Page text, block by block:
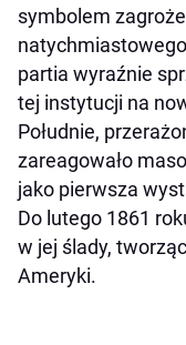
symbolem
partia wyraźnie
tej instytucji na
Południe,
zareagowało
jako pierwsza
Do lutego 1861
w jej ślady,
Ameryki.